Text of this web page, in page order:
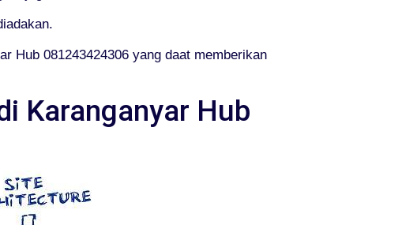
Hub 081243424306 yang daat memberikan
Karanganyar Hub